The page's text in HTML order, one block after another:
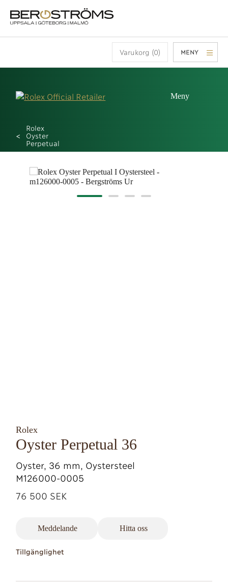
Varukorg (0) MENY
Meny
Rolex
Oyster
Perpetual
Rolex
Oyster Perpetual 36
Oyster, 36 mm, Oystersteel
M126000-0005
76 500 SEK
Meddelande Hitta oss
Tillgänglighet